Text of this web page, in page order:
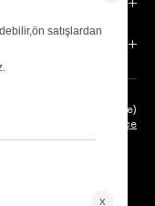
Android (Google)
Türkçe